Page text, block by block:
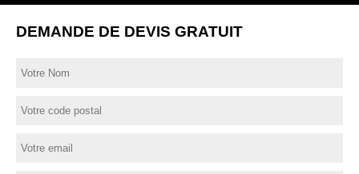
DEMANDE DE DEVIS GRATUIT